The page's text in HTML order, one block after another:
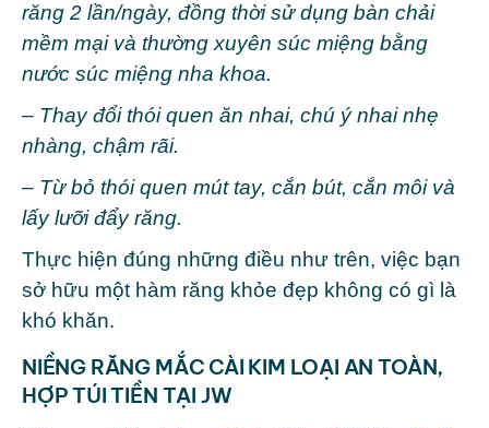
răng 2 lần/ngày, đồng thời sử dụng bàn chải
mềm mại và thường xuyên súc miệng bằng
nước súc miệng nha khoa.
– Thay đổi thói quen ăn nhai, chú ý nhai nhẹ
nhàng, chậm rãi.
– Từ bỏ thói quen mút tay, cắn bút, cắn môi và
lấy lưỡi đẩy răng.
Thực hiện đúng những điều như trên, việc bạn
sở hữu một hàm răng khỏe đẹp không có gì là
khó khăn.
NIỀNG RĂNG MẮC CÀI KIM LOẠI AN TOÀN,
HỢP TÚI TIỀN TẠI JW